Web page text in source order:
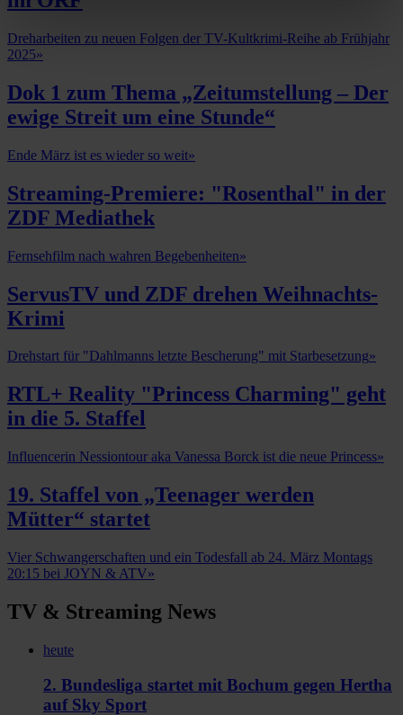
Dreharbeiten zu neuen Folgen der TV-Kultkrimi-Reihe ab Frühjahr
2025»
Dok 1 zum Thema „Zeitumstellung – Der
ewige Streit um eine Stunde“
Ende März ist es wieder so weit»
Streaming-Premiere: "Rosenthal" in der
ZDF Mediathek
Fernsehfilm nach wahren Begebenheiten»
ServusTV und ZDF drehen Weihnachts-
Krimi
Drehstart für "Dahlmanns letzte Bescherung" mit Starbesetzung»
RTL+ Reality "Princess Charming" geht
in die 5. Staffel
Influencerin Nessiontour aka Vanessa Borck ist die neue Princess»
19. Staffel von „Teenager werden
Mütter“ startet
Vier Schwangerschaften und ein Todesfall ab 24. März Montags
20:15 bei JOYN & ATV»
TV & Streaming News
heute
2. Bundesliga startet mit Bochum gegen Hertha
auf Sky Sport